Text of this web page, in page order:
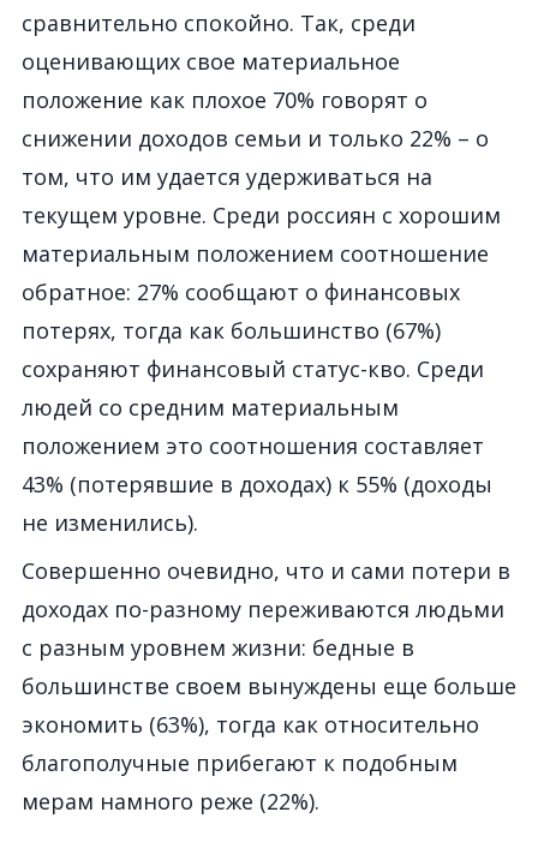
сравнительно спокойно. Так, среди
оценивающих свое материальное
положение как плохое 70% говорят о
снижении доходов семьи и только 22% – о
том, что им удается удерживаться на
текущем уровне. Среди россиян с хорошим
материальным положением соотношение
обратное: 27% сообщают о финансовых
потерях, тогда как большинство (67%)
сохраняют финансовый статус-кво. Среди
людей со средним материальным
положением это соотношения составляет
43% (потерявшие в доходах) к 55% (доходы
не изменились).
Совершенно очевидно, что и сами потери в
доходах по-разному переживаются людьми
с разным уровнем жизни: бедные в
большинстве своем вынуждены еще больше
экономить (63%), тогда как относительно
благополучные прибегают к подобным
мерам намного реже (22%).